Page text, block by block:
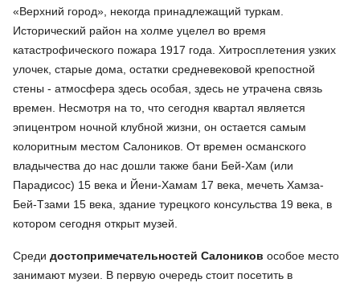
«Верхний город», некогда принадлежащий туркам.
Исторический район на холме уцелел во время
катастрофического пожара 1917 года. Хитросплетения узких
улочек, старые дома, остатки средневековой крепостной
стены - атмосфера здесь особая, здесь не утрачена связь
времен. Несмотря на то, что сегодня квартал является
эпицентром ночной клубной жизни, он остается самым
колоритным местом Салоников. От времен османского
владычества до нас дошли также бани Бей-Хам (или
Парадисос) 15 века и Йени-Хамам 17 века, мечеть Хамза-
Бей-Тзами 15 века, здание турецкого консульства 19 века, в
котором сегодня открыт музей.
Среди достопримечательностей Салоников особое место
занимают музеи. В первую очередь стоит посетить в